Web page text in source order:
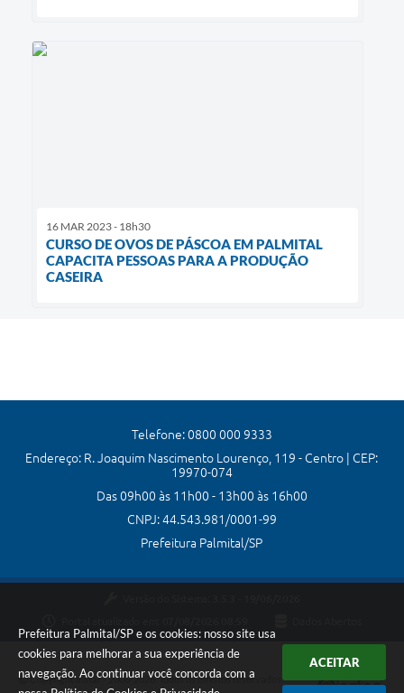
Prefeitura Palmital/SP e os cookies: nosso site usa
cookies para melhorar a sua experiência de
navegação. Ao continuar você concorda com a
ACEITAR
16 MAR 2023 - 18h30
CURSO DE OVOS DE PÁSCOA EM PALMITAL
CAPACITA PESSOAS PARA A PRODUÇÃO
CASEIRA
Telefone: 0800 000 9333
Endereço: R. Joaquim Nascimento Lourenço, 119 - Centro | CEP:
19970-074
Das 09h00 às 11h00 - 13h00 às 16h00
CNPJ: 44.543.981/0001-99
Prefeitura Palmital/SP
Copyright Instar - 2006-2026. Todos os direitos reservados -